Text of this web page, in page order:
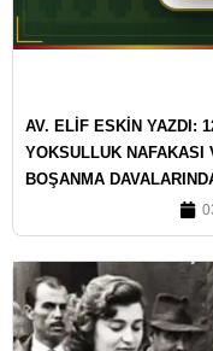
AV. ELİF ESKİN YAZDI:
YOKSULLUK NAFAKASI
BOŞANMA